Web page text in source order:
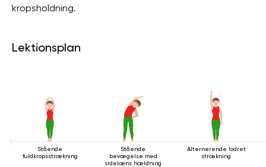
kropsholdning.
Lektionsplan
Stående
fuldkropsstrækning
Stående
bevægelse med
sidelæns hældning
Alternerende lodret
strækning